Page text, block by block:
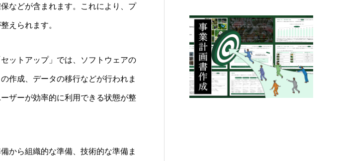
などが含まれます。これにより、プ
えられます。
ットアップ」では、ソフトウェアの
作成、データの移行などが行われま
ザーが効率的に利用できる状態が整
から組織的な準備、技術的な準備ま